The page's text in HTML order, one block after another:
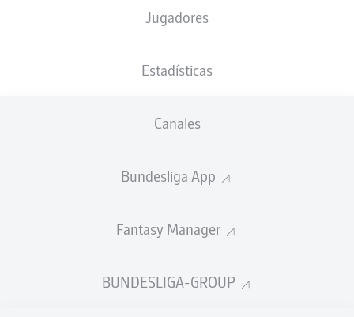
Jugadores
Estadísticas
Canales
Bundesliga App
Fantasy Manager
BUNDESLIGA-GROUP